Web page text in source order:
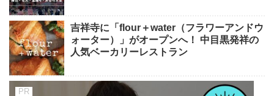
吉祥寺に「flour＋water（フラワーアンドウ
ォーター）」がオープンへ！ 中目黒発祥の
人気ベーカリーレストラン